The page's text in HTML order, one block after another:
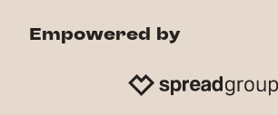
Empowered by